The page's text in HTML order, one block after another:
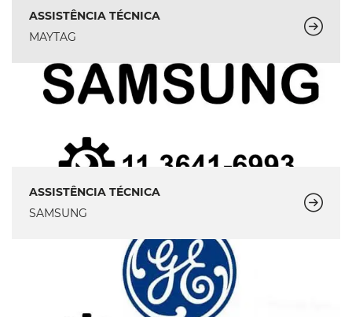
ASSISTÊNCIA TÉCNICA
MAYTAG
ASSISTÊNCIA TÉCNICA
SAMSUNG